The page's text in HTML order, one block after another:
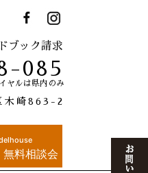
ブック請求
085
ヤルは県内のみ
木崎863-2
無料相談会